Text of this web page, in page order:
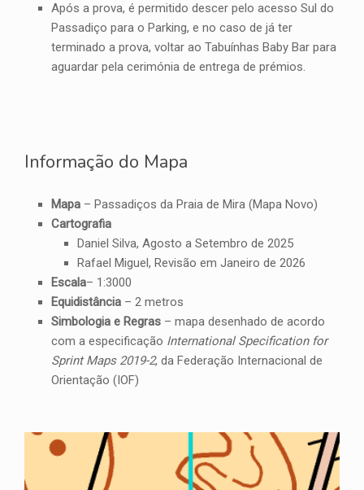
Após a prova, é permitido descer pelo acesso Sul do
Passadiço para o Parking, e no caso de já ter
terminado a prova, voltar ao Tabuínhas Baby Bar para
aguardar pela cerimónia de entrega de prémios.
Informação do Mapa
Mapa– Passadiços da Praia de Mira (Mapa Novo)
Cartografia
Daniel Silva, Agosto a Setembro de 2025
Rafael Miguel, Revisão em Janeiro de 2026
Escala– 1:3000
Equidistância– 2 metros
Simbologia e Regras– mapa desenhado de acordo
com a especificação International Specification for
Sprint Maps 2019-2, da Federação Internacional de
Orientação (IOF)